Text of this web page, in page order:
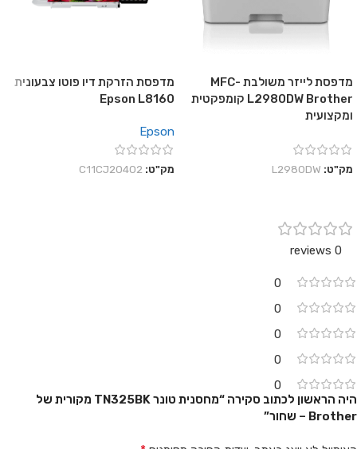
מדפסת לייזר משולבת MFC-
L2980DW Brother קומפקטית
ומקצועית
מק"ט: L2980DW
מדפסת הזרקת דיו פוטו צבעונית
Epson L8160
Epson
מק"ט: C11CJ20402
0 reviews
0
0
0
0
0
היה הראשון לכתוב סקירה “מחסנית טונר TN325BK מקורית של
Brother – שחור”